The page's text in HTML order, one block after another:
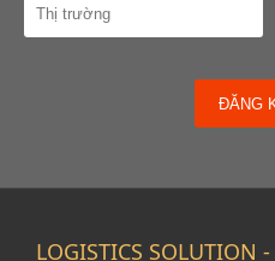
ĐĂNG
LOGISTICS SOLUTION